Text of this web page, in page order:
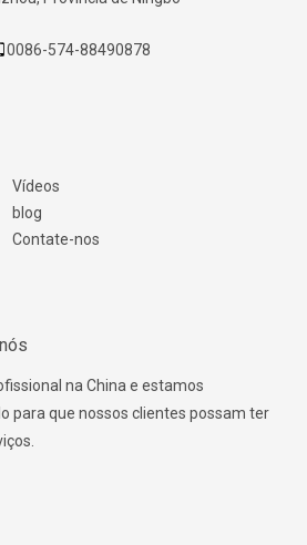
0086-574-88490878
Vídeos
blog
Contate-nos
na China e estamos
para que nossos clientes possam ter